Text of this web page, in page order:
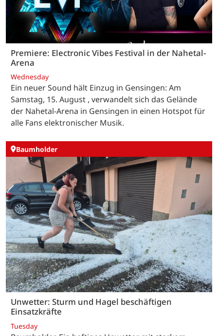
Premiere: Electronic Vibes Festival in der Nahetal-
Arena
Wednesday
Ein neuer Sound hält Einzug in Gensingen: Am
Samstag, 15. August , verwandelt sich das Gelände
der Nahetal-Arena in Gensingen in einen Hotspot für
alle Fans elektronischer Musik.
Baumholder
Unwetter: Sturm und Hagel beschäftigen
Einsatzkräfte
Tuesday